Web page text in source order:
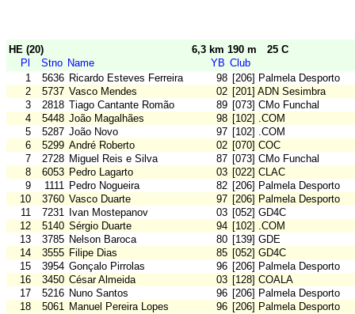
HE (20) 6,3 km 190 m
25 C
Pl
Stno Name YB Club
1
5636 Ricardo Esteves Ferreira 98 [206] Palmela Desporto
2
5737 Vasco Mendes 02 [201] ADN Sesimbra
3
2818 Tiago Cantante Romão 89 [073] CMo Funchal
4
5448 João Magalhães 98 [102] .COM
5
5287 João Novo 97 [102] .COM
6
5299 André Roberto 02 [070] COC
7
2728 Miguel Reis e Silva 87 [073] CMo Funchal
8
6053 Pedro Lagarto 03 [022] CLAC
9
1111 Pedro Nogueira 82 [206] Palmela Desporto
10
3760 Vasco Duarte 97 [206] Palmela Desporto
11
7231 Ivan Mostepanov 03 [052] GD4C
12
5140 Sérgio Duarte 94 [102] .COM
13
3785 Nelson Baroca 80 [139] GDE
14
3555 Filipe Dias 85 [052] GD4C
15
3954 Gonçalo Pirrolas 96 [206] Palmela Desporto
16
3450 César Almeida 03 [128] COALA
17
5216 Nuno Santos 96 [206] Palmela Desporto
18
5061 Manuel Pereira Lopes 96 [206] Palmela Desporto